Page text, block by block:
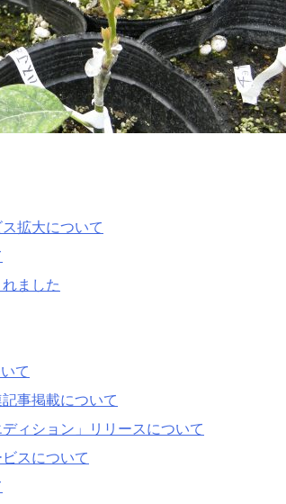
拡大について
ました
て
事掲載について
ィション」リリースについて
スについて